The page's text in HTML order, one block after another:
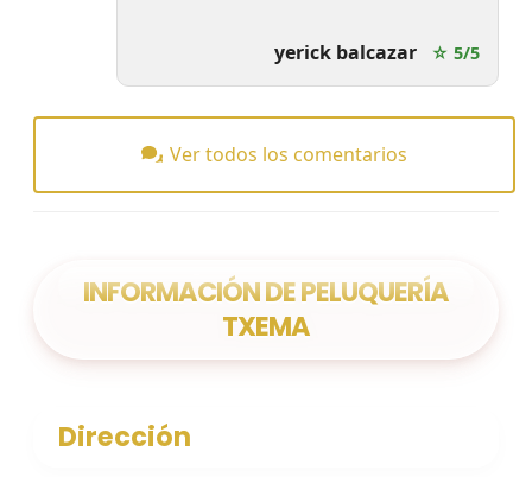
yerick balcazar ☆ 5/5
Ver todos los comentarios
INFORMACIÓN DE PELUQUERÍA
TXEMA
Dirección